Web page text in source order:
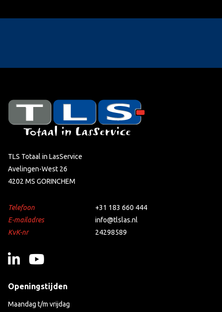
TLS Totaal in LasService
Avelingen-West 26
4202 MS GORINCHEM
Telefoon
+31 183 660 444
E-mailadres
info@tlslas.nl
KvK-nr
24298589
Openingstijden
Maandag t/m vrijdag